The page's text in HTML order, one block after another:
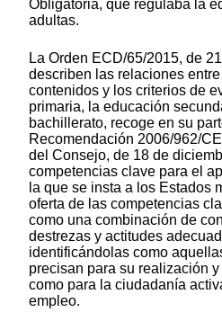
Obligatoria, que regulaba la
adultas.
La Orden ECD/65/2015, de
describen las relaciones
contenidos y los criterios de
primaria, la educación
bachillerato, recoge en su
Recomendación 2006/962/
del Consejo, de 18 de
competencias clave para el
la que se insta a los Estados
oferta de las competencias
como una combinación de
destrezas y actitudes
identificándolas como
precisan para su realización
como para la ciudadanía
empleo.